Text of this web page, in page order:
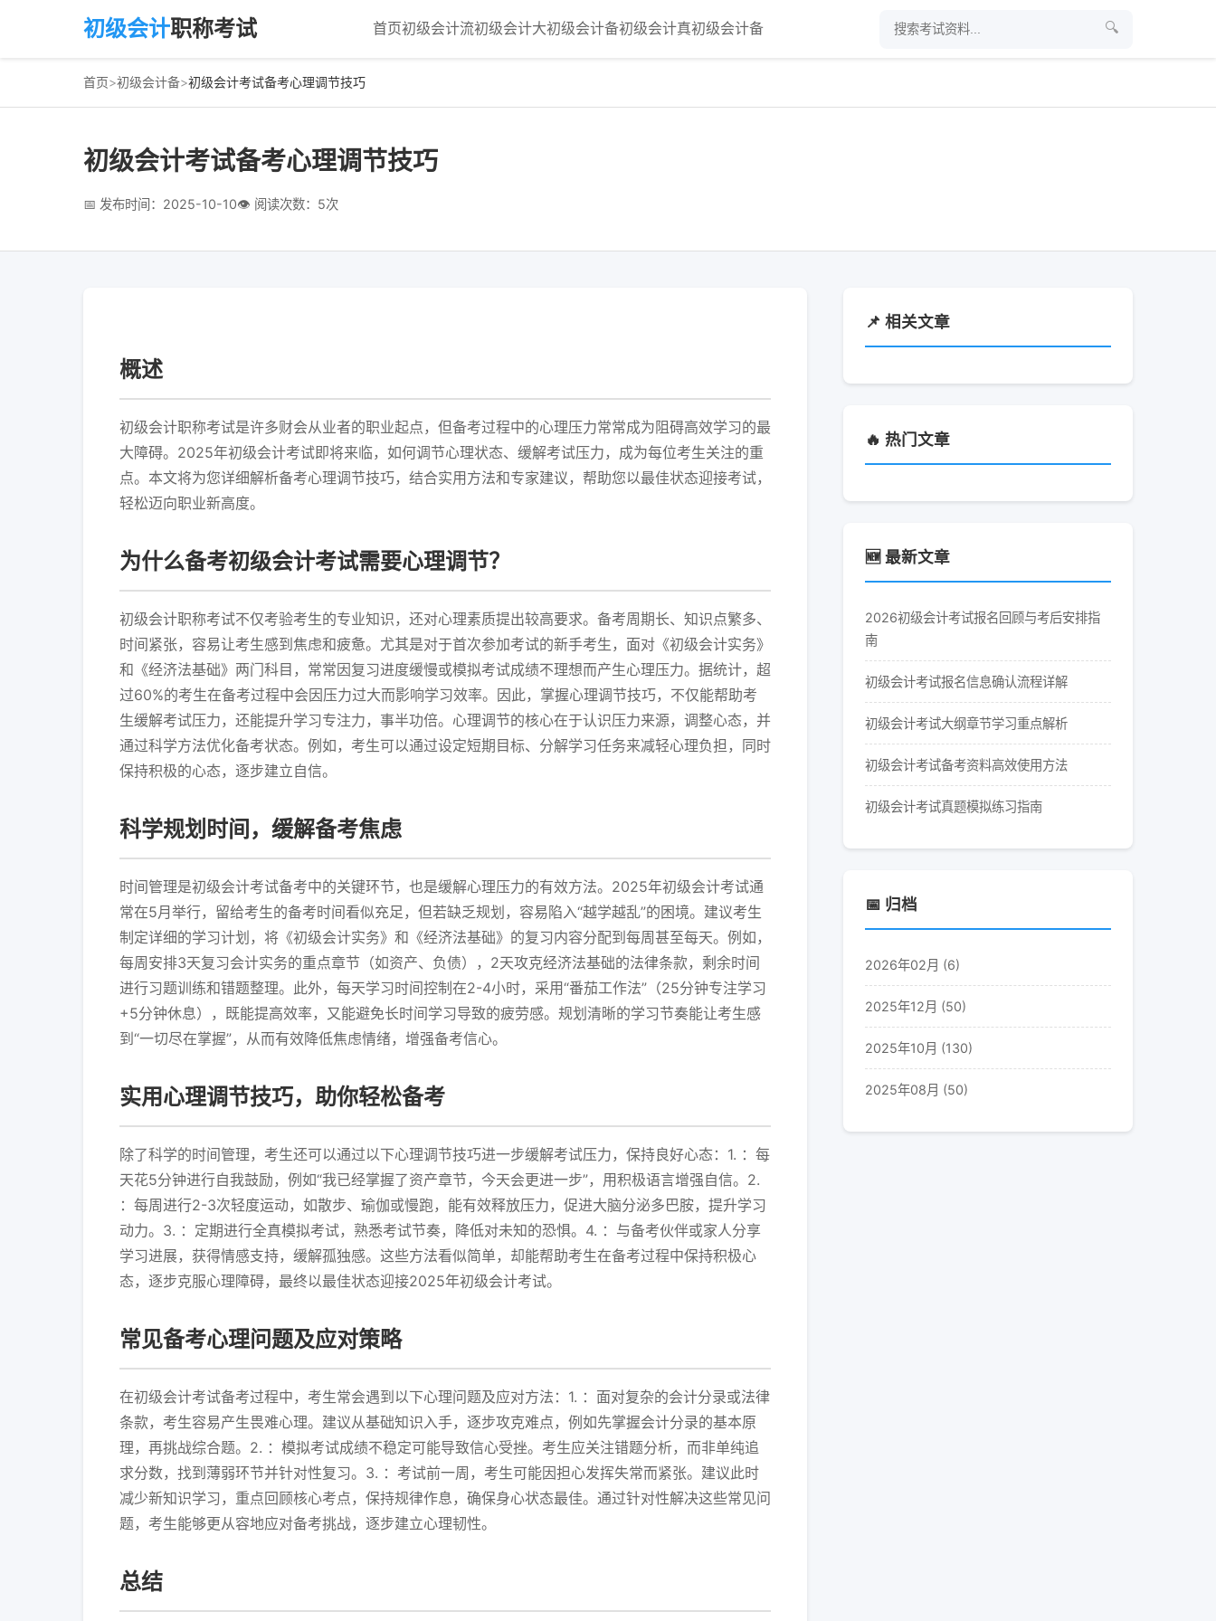
初级会计职称考试 首页初级会计流初级会计大初级会计备初级会计真初级会计备 🔍
首页>初级会计备>初级会计考试备考心理调节技巧
初级会计考试备考心理调节技巧
📅 发布时间：2025-10-10👁 阅读次数：5次
概述
初级会计职称考试是许多财会从业者的职业起点，但备考过程中的心理压力常常成为阻碍高效学习的最
大障碍。2025年初级会计考试即将来临，如何调节心理状态、缓解考试压力，成为每位考生关注的重
点。本文将为您详细解析备考心理调节技巧，结合实用方法和专家建议，帮助您以最佳状态迎接考试，
轻松迈向职业新高度。
为什么备考初级会计考试需要心理调节？
初级会计职称考试不仅考验考生的专业知识，还对心理素质提出较高要求。备考周期长、知识点繁多、
时间紧张，容易让考生感到焦虑和疲惫。尤其是对于首次参加考试的新手考生，面对《初级会计实务》
和《经济法基础》两门科目，常常因复习进度缓慢或模拟考试成绩不理想而产生心理压力。据统计，超
过60%的考生在备考过程中会因压力过大而影响学习效率。因此，掌握心理调节技巧，不仅能帮助考
生缓解考试压力，还能提升学习专注力，事半功倍。心理调节的核心在于认识压力来源，调整心态，并
通过科学方法优化备考状态。例如，考生可以通过设定短期目标、分解学习任务来减轻心理负担，同时
保持积极的心态，逐步建立自信。
科学规划时间，缓解备考焦虑
时间管理是初级会计考试备考中的关键环节，也是缓解心理压力的有效方法。2025年初级会计考试通
常在5月举行，留给考生的备考时间看似充足，但若缺乏规划，容易陷入“越学越乱”的困境。建议考生
制定详细的学习计划，将《初级会计实务》和《经济法基础》的复习内容分配到每周甚至每天。例如，
每周安排3天复习会计实务的重点章节（如资产、负债），2天攻克经济法基础的法律条款，剩余时间
进行习题训练和错题整理。此外，每天学习时间控制在2-4小时，采用“番茄工作法”（25分钟专注学习
+5分钟休息），既能提高效率，又能避免长时间学习导致的疲劳感。规划清晰的学习节奏能让考生感
到“一切尽在掌握”，从而有效降低焦虑情绪，增强备考信心。
实用心理调节技巧，助你轻松备考
除了科学的时间管理，考生还可以通过以下心理调节技巧进一步缓解考试压力，保持良好心态：1. ：每
天花5分钟进行自我鼓励，例如“我已经掌握了资产章节，今天会更进一步”，用积极语言增强自信。2.
：每周进行2-3次轻度运动，如散步、瑜伽或慢跑，能有效释放压力，促进大脑分泌多巴胺，提升学习
动力。3. ：定期进行全真模拟考试，熟悉考试节奏，降低对未知的恐惧。4. ：与备考伙伴或家人分享
学习进展，获得情感支持，缓解孤独感。这些方法看似简单，却能帮助考生在备考过程中保持积极心
态，逐步克服心理障碍，最终以最佳状态迎接2025年初级会计考试。
常见备考心理问题及应对策略
在初级会计考试备考过程中，考生常会遇到以下心理问题及应对方法：1. ：面对复杂的会计分录或法律
条款，考生容易产生畏难心理。建议从基础知识入手，逐步攻克难点，例如先掌握会计分录的基本原
理，再挑战综合题。2. ：模拟考试成绩不稳定可能导致信心受挫。考生应关注错题分析，而非单纯追
求分数，找到薄弱环节并针对性复习。3. ：考试前一周，考生可能因担心发挥失常而紧张。建议此时
减少新知识学习，重点回顾核心考点，保持规律作息，确保身心状态最佳。通过针对性解决这些常见问
题，考生能够更从容地应对备考挑战，逐步建立心理韧性。
总结
📌 相关文章
🔥 热门文章
🆕 最新文章
2026初级会计考试报名回顾与考后安排指
南
初级会计考试报名信息确认流程详解
初级会计考试大纲章节学习重点解析
初级会计考试备考资料高效使用方法
初级会计考试真题模拟练习指南
📅 归档
2026年02月 (6)
2025年12月 (50)
2025年10月 (130)
2025年08月 (50)